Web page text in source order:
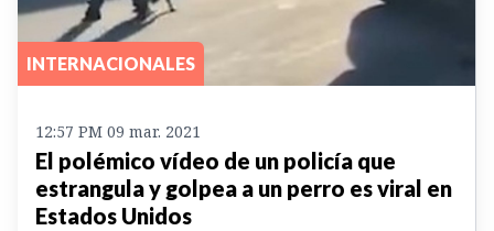
INTERNACIONALES
12:57 PM 09 mar. 2021
El polémico vídeo de un policía que
estrangula y golpea a un perro es viral en
Estados Unidos